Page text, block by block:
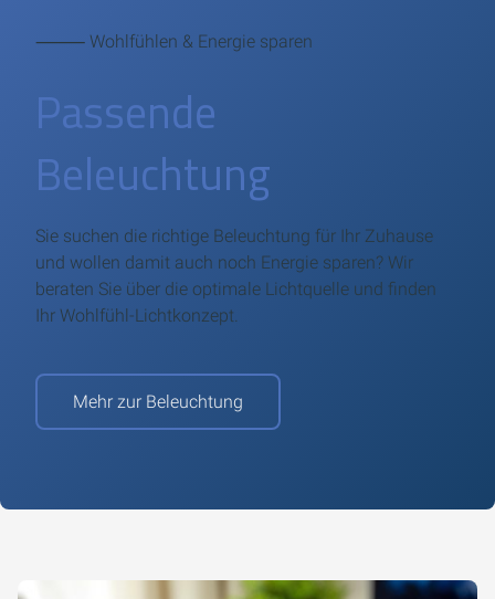
⸻ Wohlfühlen & Energie sparen
Passende
Beleuchtung
Sie suchen die richtige Beleuchtung für Ihr Zuhause
und wollen damit auch noch Energie sparen? Wir
beraten Sie über die optimale Lichtquelle und finden
Ihr Wohlfühl-Lichtkonzept.
Mehr zur Beleuchtung